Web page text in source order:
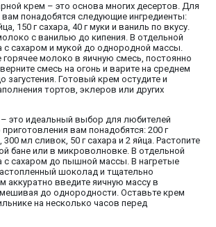
крем – это основа многих десертов. Для
вам понадобятся следующие ингредиенты:
150 г сахара, 40 г муки и ваниль по вкусу.
с ванилью до кипения. В отдельной
с сахаром и мукой до однородной массы.
горячее молоко в яичную смесь, постоянно
смесь на огонь и варите на среднем
загустения. Готовый крем остудите и
тортов, эклеров или других
это идеальный выбор для любителей
вам понадобятся: 200 г
мл сливок, 50 г сахара и 2 яйца. Растопите
бане или в микроволновке. В отдельной
с сахаром до пышной массы. В нагретые
шоколад и тщательно
аккуратно введите яичную массу в
до однородности. Оставьте крем
на несколько часов перед